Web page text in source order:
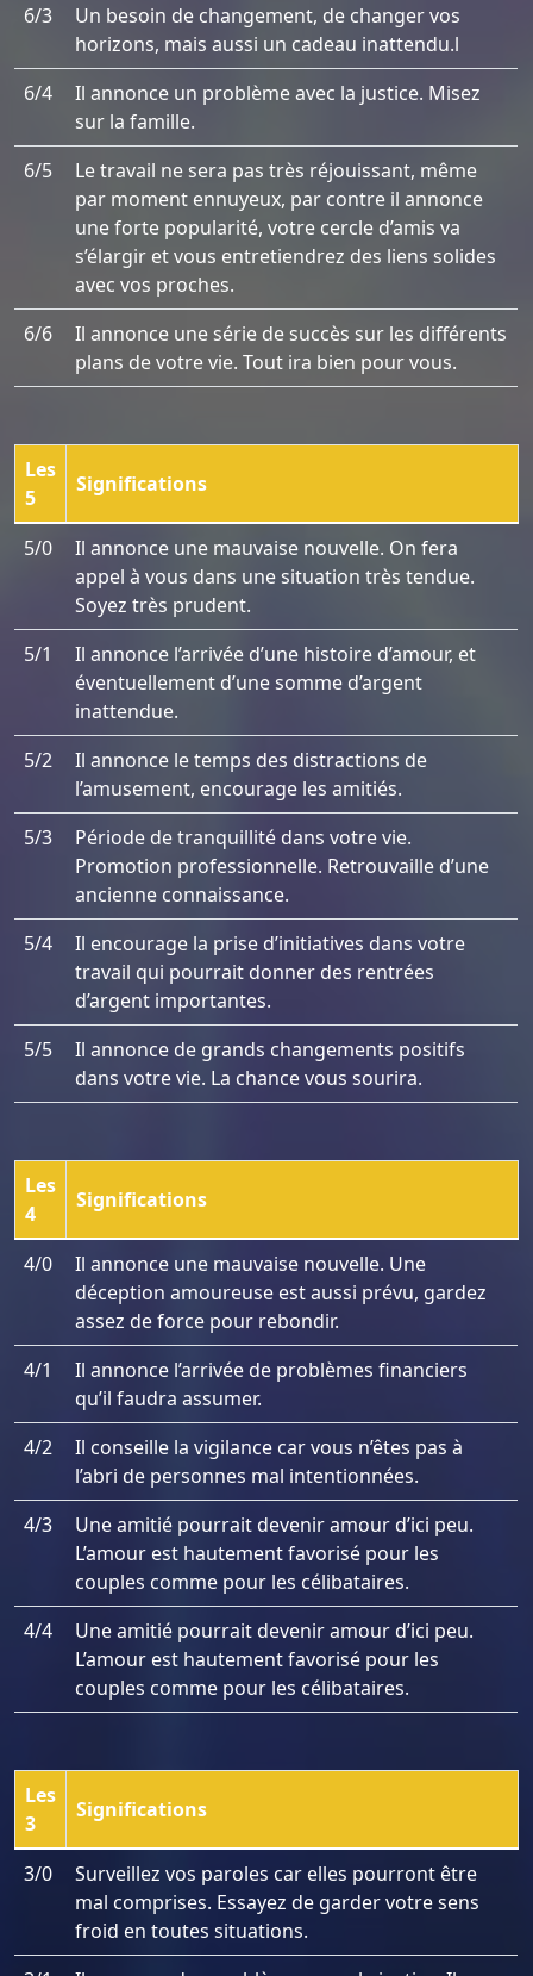
6/3
Un besoin de changement, de changer vos
horizons, mais aussi un cadeau inattendu.l
6/4
Il annonce un problème avec la justice. Misez
sur la famille.
6/5
Le travail ne sera pas très réjouissant, même
par moment ennuyeux, par contre il annonce
une forte popularité, votre cercle d’amis va
s’élargir et vous entretiendrez des liens solides
avec vos proches.
6/6
Il annonce une série de succès sur les différents
plans de votre vie. Tout ira bien pour vous.
Les
5
Significations
5/0
Il annonce une mauvaise nouvelle. On fera
appel à vous dans une situation très tendue.
Soyez très prudent.
5/1
Il annonce l’arrivée d’une histoire d’amour, et
éventuellement d’une somme d’argent
inattendue.
5/2
Il annonce le temps des distractions de
l’amusement, encourage les amitiés.
5/3
Période de tranquillité dans votre vie.
Promotion professionnelle. Retrouvaille d’une
ancienne connaissance.
5/4
Il encourage la prise d’initiatives dans votre
travail qui pourrait donner des rentrées
d’argent importantes.
5/5
Il annonce de grands changements positifs
dans votre vie. La chance vous sourira.
Les
4
Significations
4/0
Il annonce une mauvaise nouvelle. Une
déception amoureuse est aussi prévu, gardez
assez de force pour rebondir.
4/1
Il annonce l’arrivée de problèmes financiers
qu’il faudra assumer.
4/2
Il conseille la vigilance car vous n’êtes pas à
l’abri de personnes mal intentionnées.
4/3
Une amitié pourrait devenir amour d’ici peu.
L’amour est hautement favorisé pour les
couples comme pour les célibataires.
4/4
Une amitié pourrait devenir amour d’ici peu.
L’amour est hautement favorisé pour les
couples comme pour les célibataires.
Les
3
Significations
3/0
Surveillez vos paroles car elles pourront être
mal comprises. Essayez de garder votre sens
froid en toutes situations.